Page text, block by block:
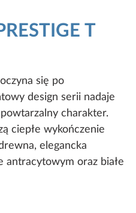
T
się po
design serii nadaje
charakter.
ciepłe wykończenie
elegancka
antracytowym oraz białe